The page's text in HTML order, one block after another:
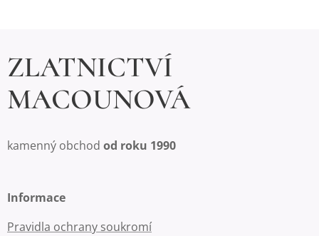
ZLATNICTVÍ
MACOUNOVÁ
kamenný obchod od roku 1990
Informace
Pravidla ochrany soukromí